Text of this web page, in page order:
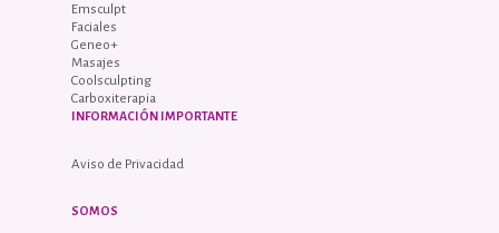
Emsculpt
Faciales
Geneo+
Masajes
Coolsculpting
Carboxiterapia
INFORMACIÓN IMPORTANTE
Aviso de Privacidad
SOMOS